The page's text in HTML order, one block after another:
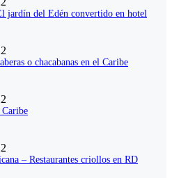
jardín del Edén convertido en hotel
o chacabanas en el Caribe
– Restaurantes criollos en RD